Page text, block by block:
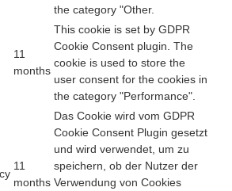
the category "Other.
11
months
This cookie is set by GDPR
Cookie Consent plugin. The
cookie is used to store the
user consent for the cookies in
the category "Performance".
11
months
Das Cookie wird vom GDPR
Cookie Consent Plugin gesetzt
und wird verwendet, um zu
speichern, ob der Nutzer der
Verwendung von Cookies